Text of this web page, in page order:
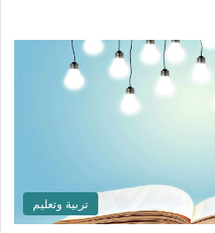
تربية وتعليم